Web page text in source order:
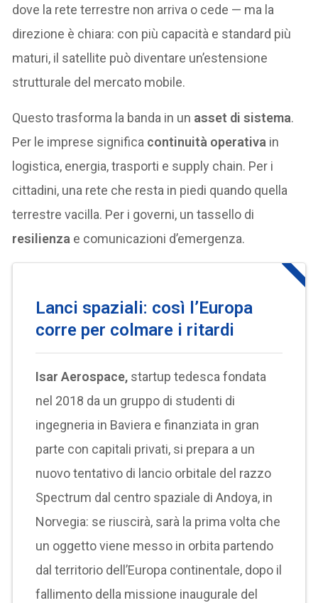
dove la rete terrestre non arriva o cede — ma la
direzione è chiara: con più capacità e standard più
maturi, il satellite può diventare un’estensione
strutturale del mercato mobile.
Questo trasforma la banda in un asset di sistema.
Per le imprese significa continuità operativa in
logistica, energia, trasporti e supply chain. Per i
cittadini, una rete che resta in piedi quando quella
terrestre vacilla. Per i governi, un tassello di
resilienza e comunicazioni d’emergenza.
Lanci spaziali: così l’Europa
corre per colmare i ritardi
Isar Aerospace, startup tedesca fondata
nel 2018 da un gruppo di studenti di
ingegneria in Baviera e finanziata in gran
parte con capitali privati, si prepara a un
nuovo tentativo di lancio orbitale del razzo
Spectrum dal centro spaziale di Andoya, in
Norvegia: se riuscirà, sarà la prima volta che
un oggetto viene messo in orbita partendo
dal territorio dell’Europa continentale, dopo il
fallimento della missione inaugurale del